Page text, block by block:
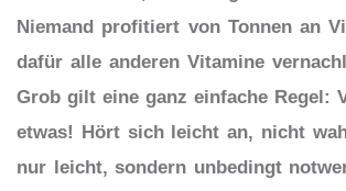
Niemand profitiert von Tonnen an
dafür alle anderen Vitamine
Grob gilt eine ganz einfache Regel:
etwas! Hört sich leicht an, nicht
nur leicht, sondern unbedingt